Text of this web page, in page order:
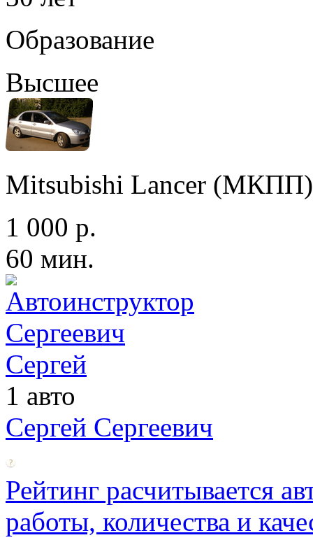
Образование
Высшее
Mitsubishi Lancer (МКПП)
1 000 р.
60 мин.
1 авто
Сергей Сергеевич
Рейтинг расчитывается
работы, количества и